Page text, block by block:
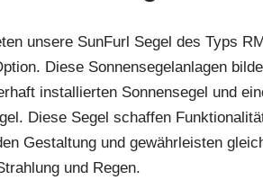
unsere SunFurl Segel des Typs
Diese Sonnensegelanlagen
installierten Sonnensegel und
Diese Segel schaffen
Gestaltung und gewährleisten
und Regen.